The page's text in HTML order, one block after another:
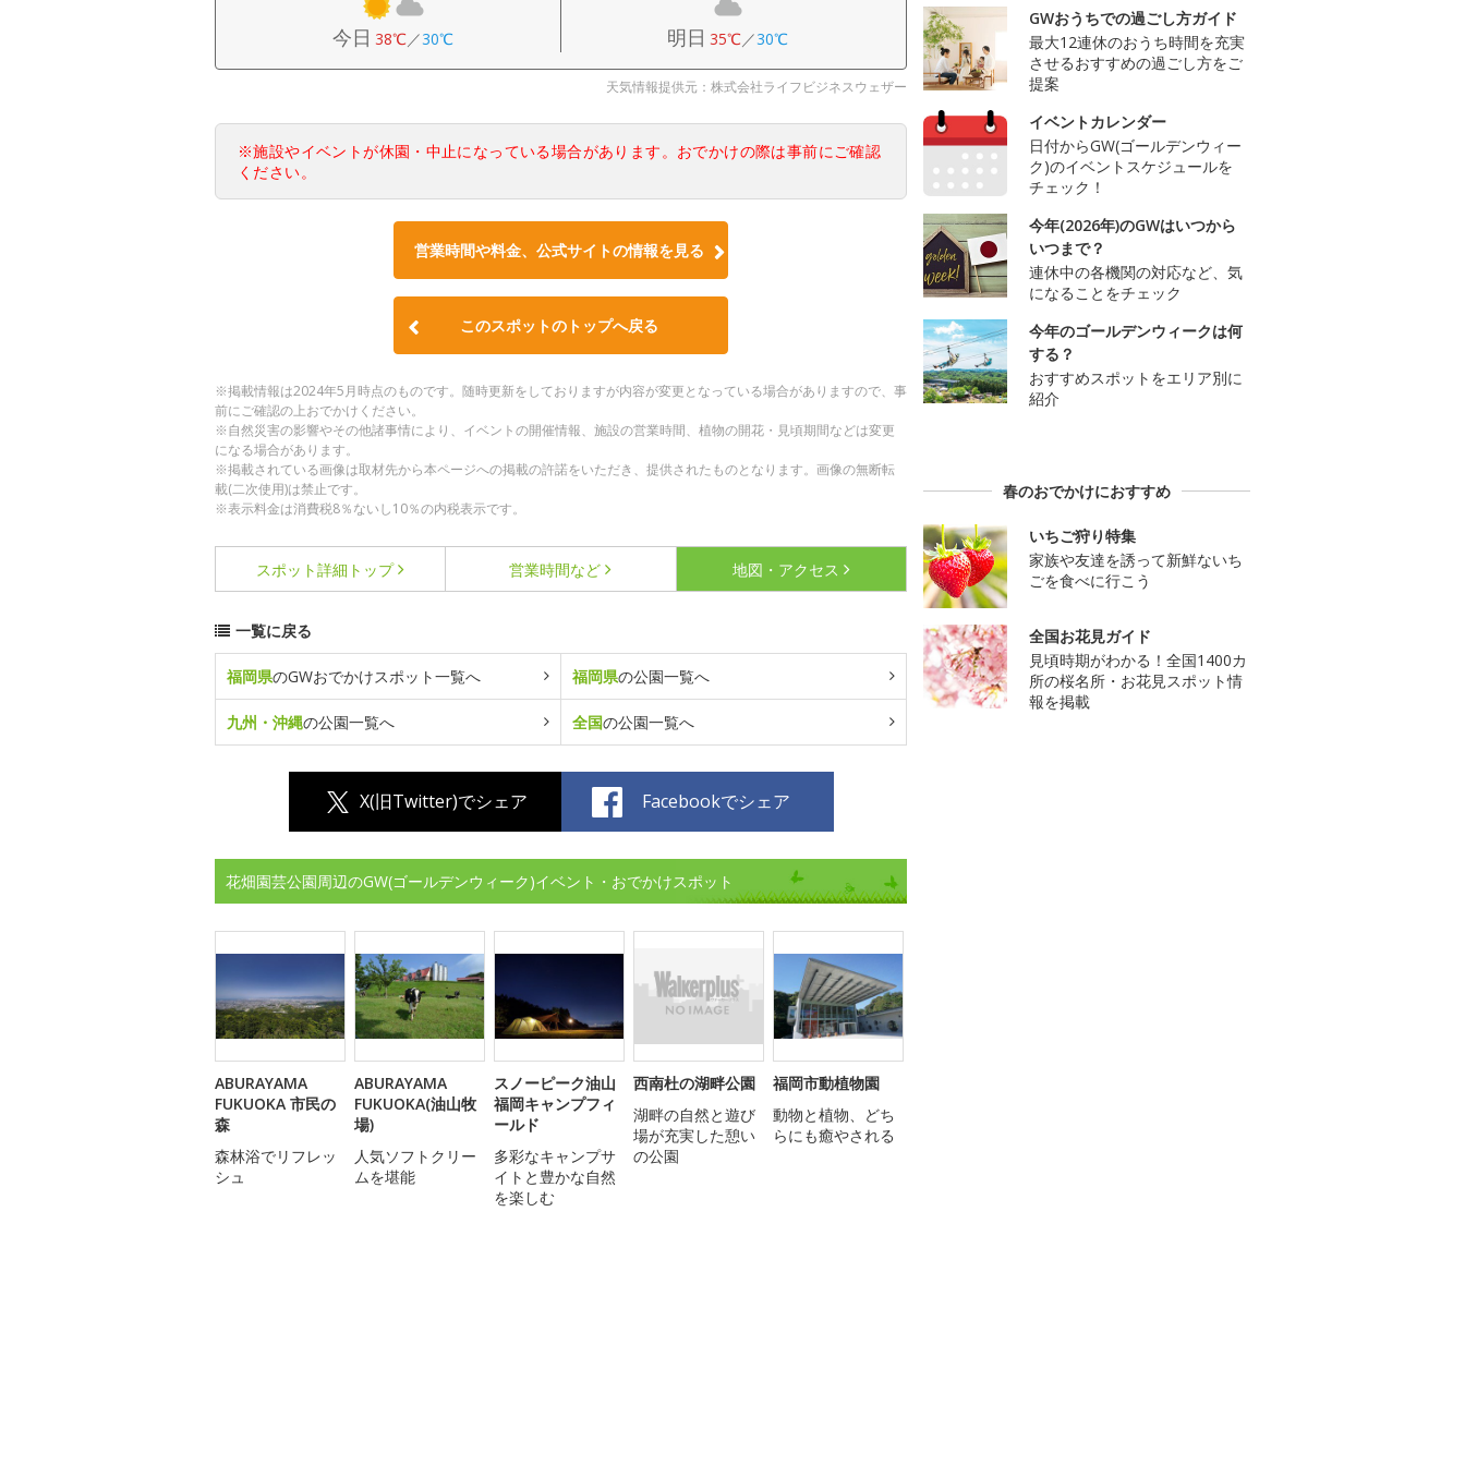
今日 38℃／30℃ 明日 35℃／30℃
天気情報提供元：株式会社ライフビジネスウェザー
※施設やイベントが休園・中止になっている場合があります。おでかけの際は事前にご確認
ください。
営業時間や料金、公式サイトの情報を見る
このスポットのトップへ戻る
※掲載情報は2024年5月時点のものです。随時更新をしておりますが内容が変更となっている場合がありますので、事
前にご確認の上おでかけください。
※自然災害の影響やその他諸事情により、イベントの開催情報、施設の営業時間、植物の開花・見頃期間などは変更
になる場合があります。
※掲載されている画像は取材先から本ページへの掲載の許諾をいただき、提供されたものとなります。画像の無断転
載(二次使用)は禁止です。
※表示料金は消費税8％ないし10％の内税表示です。
スポット詳細 トップ 営業時間など 地図・アクセス
一覧に戻る
福岡県のGWおでかけスポット一覧へ 福岡県の公園一覧へ
九州・沖縄の公園一覧へ 全国の公園一覧へ
X(旧Twitter)でシェア Facebookでシェア
花畑園芸公園周辺のGW(ゴールデンウィーク)イベント・おでかけスポット
ABURAYAMA
FUKUOKA 市民の
森
森林浴でリフレッ
シュ
ABURAYAMA
FUKUOKA(油山牧
場)
人気ソフトクリー
ムを堪能
スノーピーク油山
福岡キャンプフィ
ールド
多彩なキャンプサ
イトと豊かな自然
を楽しむ
西南杜の湖畔公園
湖畔の自然と遊び
場が充実した憩い
の公園
福岡市動植物園
動物と植物、どち
らにも癒やされる
GWおうちでの過ごし方ガイド
最大12連休のおうち時間を充実
させるおすすめの過ごし方をご
提案
イベントカレンダー
日付からGW(ゴールデンウィー
ク)のイベントスケジュールを
チェック！
今年(2026年)のGWはいつから
いつまで？
連休中の各機関の対応など、気
になることをチェック
今年のゴールデンウィークは何
する？
おすすめスポットをエリア別に
紹介
春のおでかけにおすすめ
いちご狩り特集
家族や友達を誘って新鮮ないち
ごを食べに行こう
全国お花見ガイド
見頃時期がわかる！全国1400カ
所の桜名所・お花見スポット情
報を掲載